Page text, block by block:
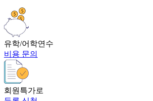
유학/어학연수
비용 문의
회원특가로